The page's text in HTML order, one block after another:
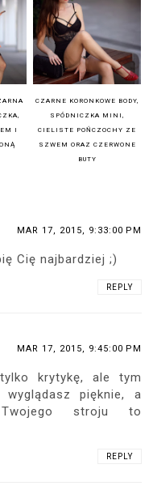
I
CZARNE KORONKOWE BODY,
SPÓDNICZKA MINI,
CIELISTE POŃCZOCHY ZE
SZWEM ORAZ CZERWONE
BUTY
MAR 17, 2015, 9:33:00 PM
Cię najbardziej ;)
REPLY
MAR 17, 2015, 9:45:00 PM
krytykę, ale tym
pięknie, a
stroju to
REPLY